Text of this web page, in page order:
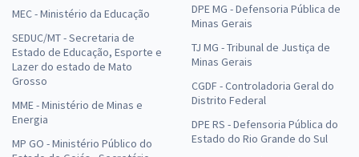
MEC - Ministério da Educação
SEDUC/MT - Secretaria de
Estado de Educação, Esporte e
Lazer do estado de Mato
Grosso
MME - Ministério de Minas e
Energia
MP GO - Ministério Público do
DPE MG - Defensoria Pública de
Minas Gerais
TJ MG - Tribunal de Justiça de
Minas Gerais
CGDF - Controladoria Geral do
Distrito Federal
DPE RS - Defensoria Pública do
Estado do Rio Grande do Sul